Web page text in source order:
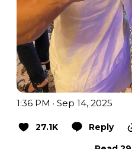
1:36 PM · Sep 14, 2025
27.1K Reply